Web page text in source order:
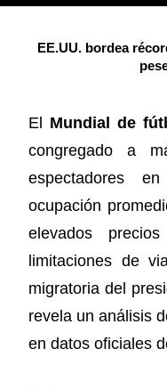
EE.UU. bordea
El Mundial de
congregado a
espectadores
ocupación
elevados
limitaciones de
migratoria del
revela un análisis
en datos oficiales